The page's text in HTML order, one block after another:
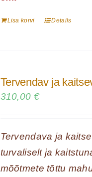
Lisa korvi Details
Tervendav ja
310,00 €
Tervendava ja
turvaliselt ja
mõõtmete tõttu